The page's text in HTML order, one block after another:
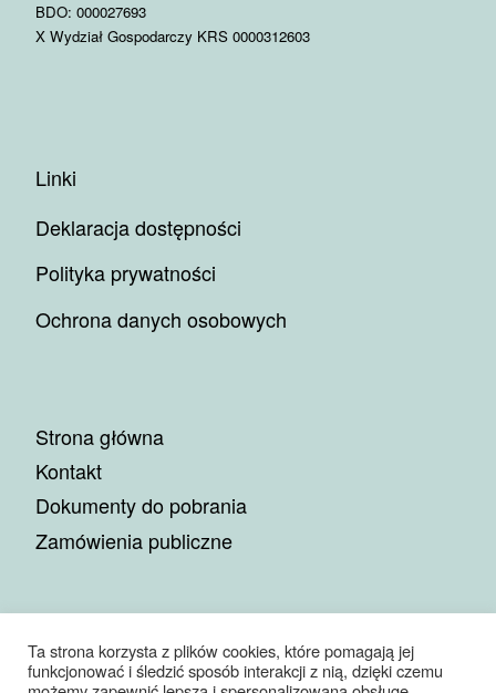
BDO: 000027693
X Wydział Gospodarczy KRS 0000312603
Linki
Deklaracja dostępności
Polityka prywatności
Ochrona danych osobowych
Strona główna
Kontakt
Dokumenty do pobrania
Zamówienia publiczne
© 2026Miejskie Przedsiębiorstwo Gospodarki Komunalnej
Ta strona korzysta z plików cookies, które pomagają jej
funkcjonować i śledzić sposób interakcji z nią, dzięki czemu